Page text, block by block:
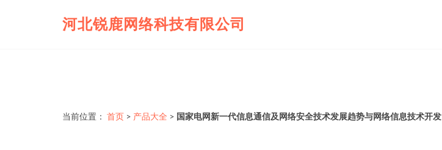
河北锐鹿网络科技有限公司
当前位置： 首页 > 产品大全 > 国家电网新一代信息通信及网络安全技术发展趋势与网络信息技术开发